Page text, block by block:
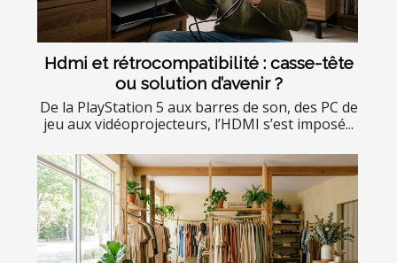
Hdmi et rétrocompatibilité : casse-tête
ou solution d’avenir ?
De la PlayStation 5 aux barres de son, des PC de
jeu aux vidéoprojecteurs, l’HDMI s’est imposé...